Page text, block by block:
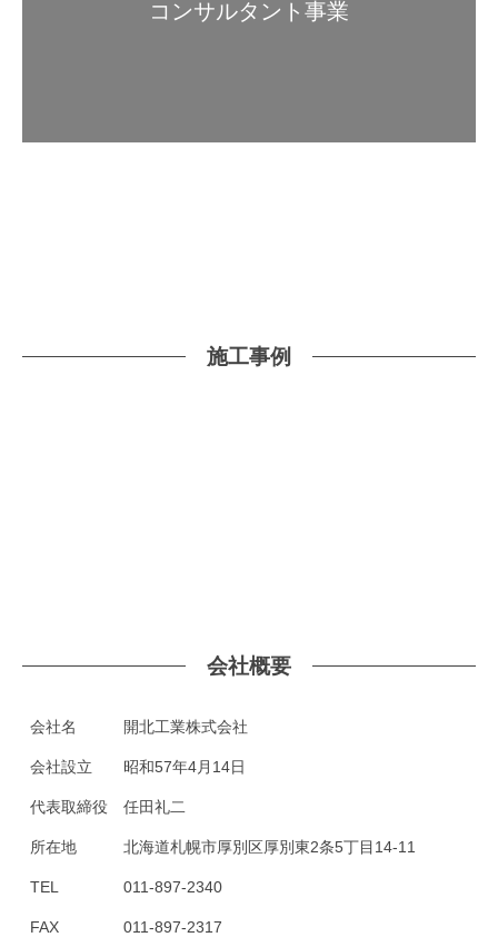
コンサルタント事業
施工事例
会社概要
会社名 開北工業株式会社
会社設立 昭和57年4月14日
代表取締役 任田礼二
所在地 北海道札幌市厚別区厚別東2条5丁目14-11
TEL 011-897-2340
FAX 011-897-2317